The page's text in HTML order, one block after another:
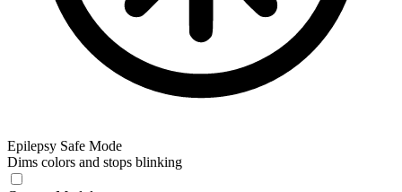
Epilepsy Safe Mode
Dims colors and stops blinking